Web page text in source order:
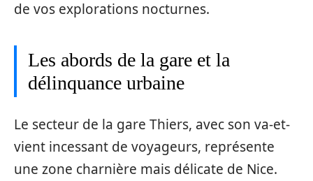
de vos explorations nocturnes.
Les abords de la gare et la
délinquance urbaine
Le secteur de la gare Thiers, avec son va-et-
vient incessant de voyageurs, représente
une zone charnière mais délicate de Nice.